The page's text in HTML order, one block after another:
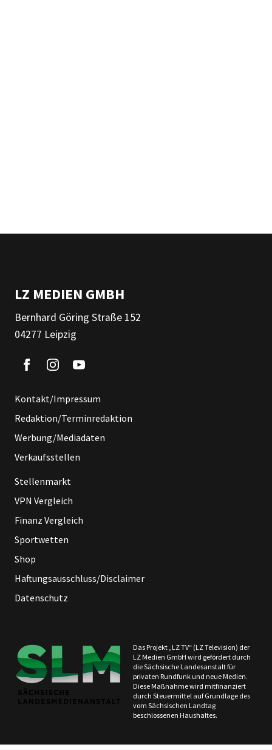
LZ MEDIEN GMBH
Bernhard Göring Straße 152
04277 Leipzig
Kontakt/Impressum
Redaktion/Terminredaktion
Werbung/Mediadaten
Verkaufsstellen
Stellenmarkt
VPN Vergleich
Finanz Vergleich
Sportwetten
Shop
Haftungsausschluss/Disclaimer
Datenschutz
Das Projekt „LZ TV“ (LZ Television) der
LZ Medien GmbH wird gefördert durch
die Sächsische Landesanstalt für
privaten Rundfunk und neue Medien.
Diese Maßnahme wird mitfinanziert
durch Steuermittel auf Grundlage des
vom Sächsischen Landtag
beschlossenen Haushaltes.